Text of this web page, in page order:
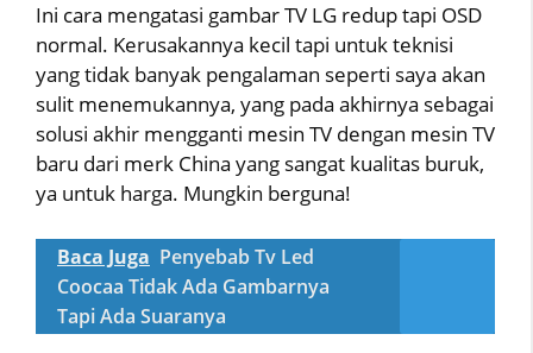
Ini cara mengatasi gambar TV LG redup tapi OSD
normal. Kerusakannya kecil tapi untuk teknisi
yang tidak banyak pengalaman seperti saya akan
sulit menemukannya, yang pada akhirnya sebagai
solusi akhir mengganti mesin TV dengan mesin TV
baru dari merk China yang sangat kualitas buruk,
ya untuk harga. Mungkin berguna!
Baca Juga Penyebab Tv Led
Coocaa Tidak Ada Gambarnya
Tapi Ada Suaranya